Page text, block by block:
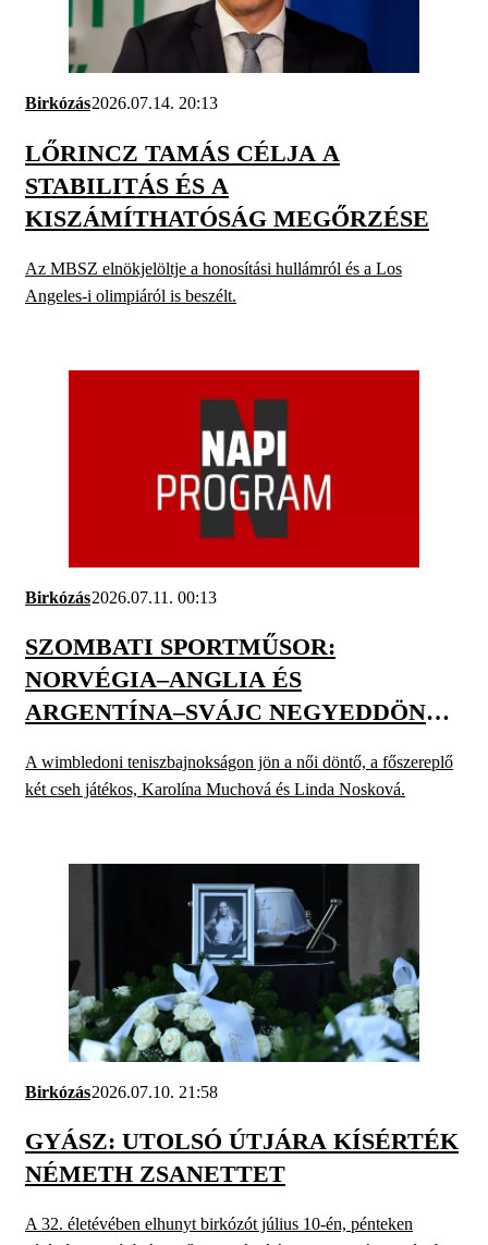
Birkózás2026.07.14. 20:13
LŐRINCZ TAMÁS CÉLJA A
STABILITÁS ÉS A
KISZÁMÍTHATÓSÁG MEGŐRZÉSE
Az MBSZ elnökjelöltje a honosítási hullámról és a Los
Angeles-i olimpiáról is beszélt.
Birkózás2026.07.11. 00:13
SZOMBATI SPORTMŰSOR:
NORVÉGIA–ANGLIA ÉS
ARGENTÍNA–SVÁJC NEGYEDDÖNTŐ
A wimbledoni teniszbajnokságon jön a női döntő, a főszereplő
két cseh játékos, Karolína Muchová és Linda Nosková.
Birkózás2026.07.10. 21:58
GYÁSZ: UTOLSÓ ÚTJÁRA KÍSÉRTÉK
NÉMETH ZSANETTET
A 32. életévében elhunyt birkózót július 10-én, pénteken